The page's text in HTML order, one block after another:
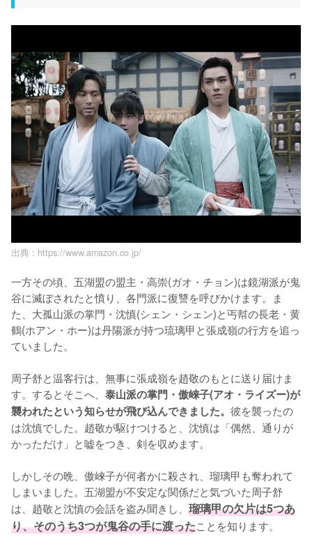
出典 : https://www.amazon.co.jp/
一方その頃、五湖盟の盟主・高崇(ガオ・チョン)は鏡湖派が鬼
谷に滅ぼされたと憤り、各門派に復讐を呼びかけます。ま
た、大孤山派の掌門・沈慎(シェン・シェン)と丐幇の長老・黄
鶴(ホアン・ホー)は丹陽派が持つ琉璃甲と張成嶺の行方を追っ
ていました。
周子舒と温客行は、無事に張成嶺を趙敬のもとに送り届けま
す。するとそこへ、 泰山派の掌門・傲崍子(アオ・ライズー)が
襲われたという知らせが飛び込んできました。 彼を襲ったの
は沈慎でした。趙敬が駆けつけると、沈慎は「偶然、通りが
かっただけ」と嘘をつき、剣を収めます。
しかしその晩、傲崍子が何者かに殺され、瑠璃甲も奪われて
しまいました。五湖盟が不安定な関係だと気づいた周子舒
は、趙敬と沈慎の会話を盗み聞きし、 瑠璃甲の欠片は5つあ
り、そのうち3つが鬼谷の手に渡ったことを知ります。